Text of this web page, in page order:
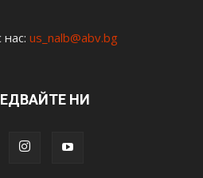
us_nalb@abv.bg
НИ